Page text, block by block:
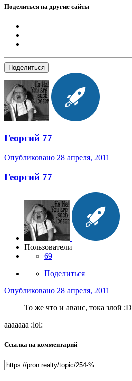
Поделиться на другие сайты
Поделиться
Георгий 77
Опубликовано 28 апреля, 2011
Георгий 77
Пользователи
69
Поделиться
Опубликовано 28 апреля, 2011
То же что и аванс, тока злой :D
ааааааа :lol:
Ссылка на комментарий